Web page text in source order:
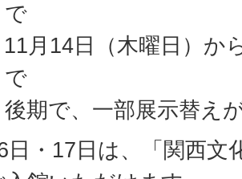
で
月14日（木曜日）か
で
期で、一部展示替え
日・17日は、「関西文